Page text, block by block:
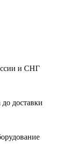
и СНГ
доставки